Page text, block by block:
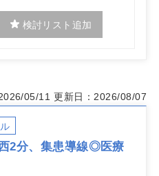
検討リスト追加
05/11 更新日：2026/08/07
2分、集患導線◎医療